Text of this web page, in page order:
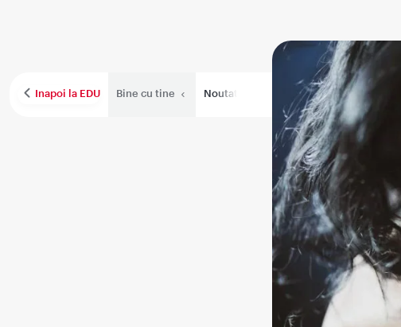
Inapoi la EDU Bine cu tine Noutati Performanta medicala